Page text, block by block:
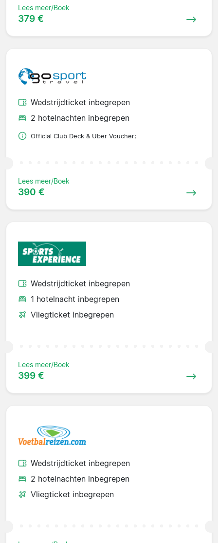
Lees meer/Boek
379 €
Wedstrijdticket inbegrepen
2 hotelnachten inbegrepen
Official Club Deck & Uber Voucher;
Lees meer/Boek
390 €
Wedstrijdticket inbegrepen
1 hotelnacht inbegrepen
Vliegticket inbegrepen
Lees meer/Boek
399 €
Wedstrijdticket inbegrepen
2 hotelnachten inbegrepen
Vliegticket inbegrepen